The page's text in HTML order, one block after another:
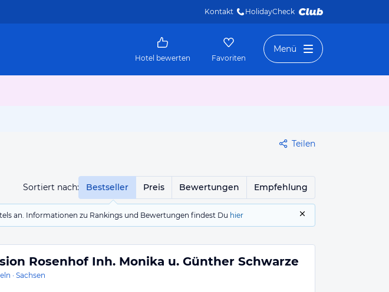
Kontakt HolidayCheck
Hotel bewerten Favoriten
Menü
Teilen
Sortiert nach: Bestseller Preis Bewertungen Empfehlung
an. Informationen zu Rankings und Bewertungen findest Du hier
Rosenhof Inh. Monika u. Günther Schwarze
· Sachsen